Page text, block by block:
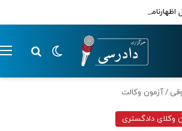
مالیاتی تا پایان تابستان 1405
تغییر پوسته
/آزمون وکالت
وکلای دادگستری